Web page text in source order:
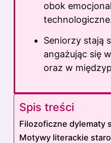
obok
Seniorzy stają
angażując się
oraz w
Spis treści
Filozoficzne dylematy
Motywy literackie